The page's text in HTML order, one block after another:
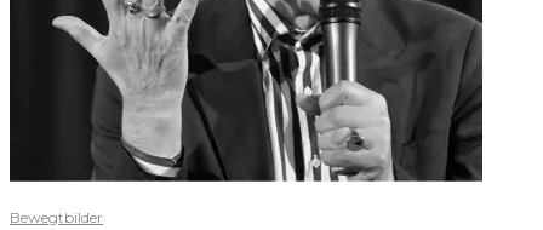
Bewegtbilder